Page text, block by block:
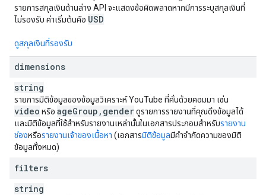
รายการสกุลเงินด้านล่าง API จะแสดงข้อผิดพลาดหากมีการระบุสกุลเงินที่
ไม่รองรับ ค่าเริ่มต้นคือ USD
ดูสกุลเงินที่รองรับ
dimensions
string
รายการมิติข้อมูลของข้อมูลวิเคราะห์ YouTube ที่คั่นด้วยคอมมา เช่น
video หรือ ageGroup , genderดูรายการรายงานที่คุณดึงข้อมูลได้
และมิติข้อมูลที่ใช้สำหรับรายงานเหล่านั้นในเอกสารประกอบสำหรับรายงาน
ช่องหรือรายงานเจ้าของเนื้อหา (เอกสารมิติข้อมูลมีคำจำกัดความของมิติ
ข้อมูลทั้งหมด)
filters
string